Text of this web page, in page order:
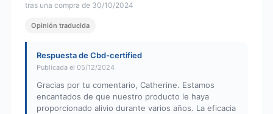
tras una compra de 30/10/2024
Opinión traducida
Respuesta de Cbd-certified
Publicada el 05/12/2024
Gracias por tu comentario, Catherine. Estamos
encantados de que nuestro producto le haya
proporcionado alivio durante varios años. La eficacia